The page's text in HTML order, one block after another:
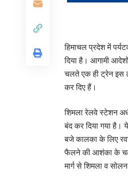
हिमाचल प्रदेश में
दिया है। आगामी
चलते एक ही ट्रेन इस
कर दिए हैं।
शिमला रेलवे स्टेशन
बंद कर दिया गया है।
बजे कालका के लिए
फैलने की आशंका के
मार्ग से शिमला व